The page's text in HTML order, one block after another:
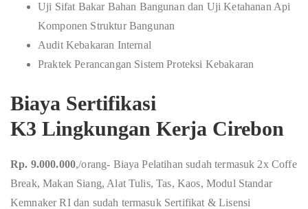
Uji Sifat Bakar Bahan Bangunan dan Uji Ketahanan Api
Komponen Struktur Bangunan
Audit Kebakaran Internal
Praktek Perancangan Sistem Proteksi Kebakaran
Biaya Sertifikasi
K3 Lingkungan Kerja Cirebon
Rp. 9.000.000,/orang- Biaya Pelatihan sudah termasuk 2x Coffe
Break, Makan Siang, Alat Tulis, Tas, Kaos, Modul Standar
Kemnaker RI dan sudah termasuk Sertifikat & Lisensi